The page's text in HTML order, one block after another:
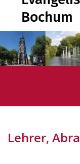
Bochum
Lehrer,